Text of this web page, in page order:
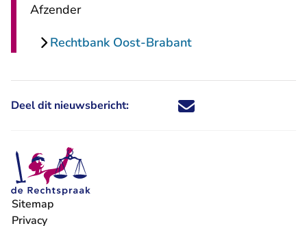
Afzender
Rechtbank Oost-Brabant
Deel dit nieuwsbericht: Deel dit nieuwsbericht via X -
Deel dit nieuwsbericht via
Deel dit nieuwsbericht
Deel dit
Sitemap
Privacy